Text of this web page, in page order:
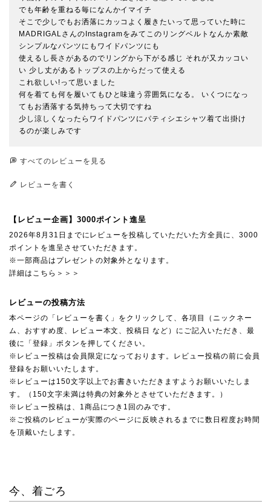
でも年齢を重ねる毎になんかイマイチ
そこで少しでもお洒落にカッコよく履きたいって思っていた時に
MADRIGALさんのInstagramをみてこのリングベルトなんか素敵
シンプルなパンツにもワイドパンツにも
使えるし長さがあるのでリングから下がる感じ それが又カッコい
い 少し丈があるトップスの上からだって使える
これ欲しい!って思いました
何を着ても何を履いてもひと味違う雰囲気になる。 いくつになっ
てもお洒落する気持ちって大切ですね
少し涼しくなったらワイドパンツにパティシエシャツ着て出掛け
るのが楽しみです
すべてのレビューを見る
レビューを書く
【レビュー企画】3000ポイント進呈
2026年8月31日までにレビューを投稿していただいた方全員に、3000
ポイントを進呈させていただきます。
※一部商品はプレゼントの対象外となります。
詳細はこちら＞＞＞
レビューの投稿方法
本ページの「レビューを書く」をクリックして、各項目（ニックネー
ム、おすすめ度、レビュー本文、投稿日 など）にご記入いただき、最
後に「登録」ボタンを押してください。
※レビュー投稿は会員限定になっております。レビュー投稿の前に会員
登録をお願いいたします。
※レビューは150文字以上でお書きいただきますようお願いいたしま
す。（150文字未満は特典の対象外とさせていただきます。）
※レビュー投稿は、1商品につき1回のみです。
※ご投稿のレビューが実際のページに反映されるまでに数日程度お時間
を頂戴いたします。
今、着ごろ